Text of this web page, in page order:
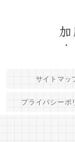
サイトマッ
プライバシーポ